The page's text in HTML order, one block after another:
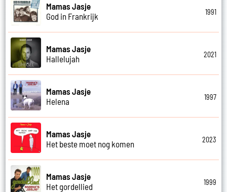
Mamas Jasje
God in Frankrijk
1991
Mamas Jasje
Hallelujah
2021
Mamas Jasje
Helena
1997
Mamas Jasje
Het beste moet nog komen
2023
Mamas Jasje
Het gordellied
1999